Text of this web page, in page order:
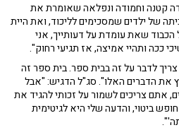
קטנה וחמודה ונפלאה שאומרת את
של ילדים שמסכימים לליכוד, ואת היית
שאת עומדת על דעותייך, אני
ככה ותהיי אמיצה, אז תגיעי רחוק".
לדבר על זה בבית ספר. בית ספר זה
את הדברים האלו". סג"ל הדגיש: "אבל
אתם צריכים לשמור על זכותי להגיד את
ביטוי, והדעה שלי היא לגיטימית